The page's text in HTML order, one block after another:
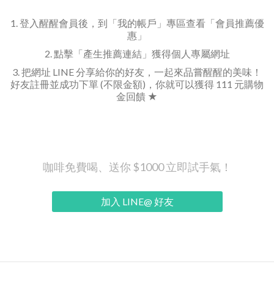
1. 登入醒醒會員後，到「我的帳戶」專區查看「會員推薦優
惠」
2. 點擊「產生推薦連結」獲得個人專屬網址
3. 把網址 LINE 分享給你的好友，一起來品嘗醒醒的美味！
好友註冊並成功下單 (不限金額)，你就可以獲得 111 元購物
金回饋 ★
咖啡免費喝、送你 $1000 立即試手氣！
加入 LINE@ 好友